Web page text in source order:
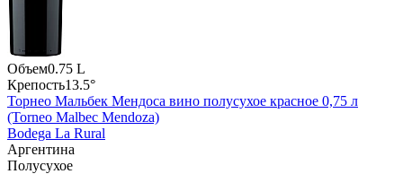
Объем0.75 L
Крепость13.5°
Торнео Мальбек Мендоса вино полусухое красное 0,75 л
(Torneo Malbec Mendoza)
Bodega La Rural
Аргентина
Полусухое